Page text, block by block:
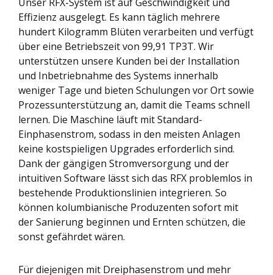
Effizienz ausgelegt. Es kann täglich mehrere
hundert Kilogramm Blüten verarbeiten und verfügt
über eine Betriebszeit von 99,91 TP3T. Wir
unterstützen unsere Kunden bei der Installation
und Inbetriebnahme des Systems innerhalb
weniger Tage und bieten Schulungen vor Ort sowie
Prozessunterstützung an, damit die Teams schnell
lernen. Die Maschine läuft mit Standard-
Einphasenstrom, sodass in den meisten Anlagen
keine kostspieligen Upgrades erforderlich sind.
Dank der gängigen Stromversorgung und der
intuitiven Software lässt sich das RFX problemlos in
bestehende Produktionslinien integrieren. So
können kolumbianische Produzenten sofort mit
der Sanierung beginnen und Ernten schützen, die
sonst gefährdet wären.
Für diejenigen mit Dreiphasenstrom und mehr